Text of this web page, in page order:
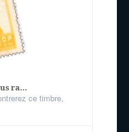
ra...
ce timbre,